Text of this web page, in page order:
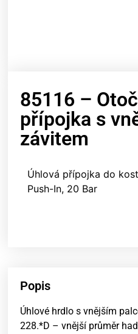
85116 –
přípojka s
závitem
Úhlová přípojka do
Push-In, 20 Bar
Popis
Úhlové hrdlo s vnějším
228.*D – vnější průměr